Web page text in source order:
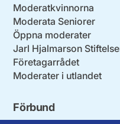
Moderatkvinnorna
Moderata Seniorer
Öppna moderater
Jarl Hjalmarson
Företagarrådet
Moderater i utlandet
Förbund